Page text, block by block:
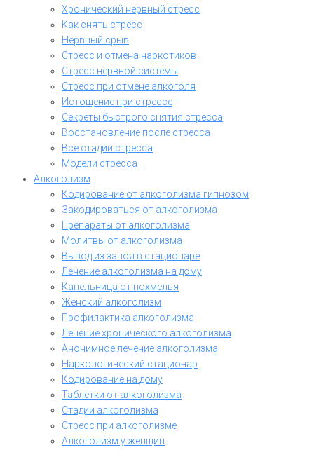
Хронический нервный стресс
Как снять стресс
Нервный срыв
Стресс и отмена наркотиков
Стресс нервной системы
Стресс при отмене алкоголя
Истощение при стрессе
Секреты быстрого снятия стресса
Восстановление после стресса
Все стадии стресса
Модели стресса
Алкоголизм
Кодирование от алкоголизма гипнозом
Закодироваться от алкоголизма
Препараты от алкоголизма
Молитвы от алкоголизма
Вывод из запоя в стационаре
Лечение алкоголизма на дому
Капельница от похмелья
Женский алкоголизм
Профилактика алкоголизма
Лечение хронического алкоголизма
Анонимное лечение алкоголизма
Наркологический стационар
Кодирование на дому
Таблетки от алкоголизма
Стадии алкоголизма
Стресс при алкоголизме
Алкоголизм у женщин